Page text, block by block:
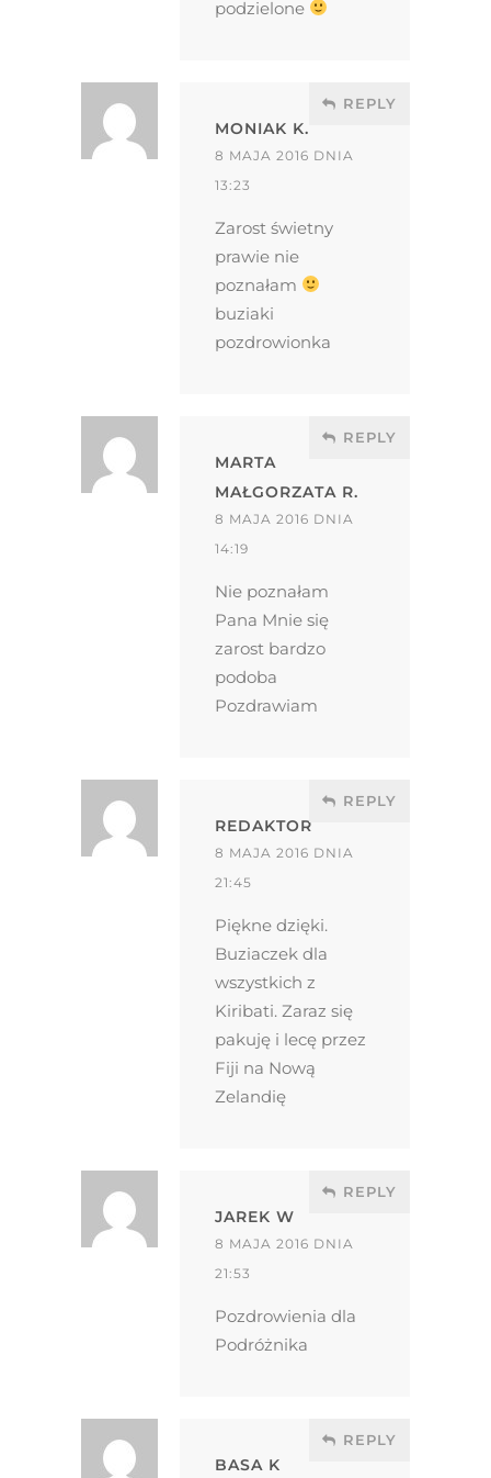
podzielone
MONIAK K.
8 MAJA 2016 DNIA
13:23
REPLY
Zarost świetny
prawie nie
poznałam
buziaki
pozdrowionka
MARTA
MAŁGORZATA R.
8 MAJA 2016 DNIA
14:19
REPLY
Nie poznałam
Pana Mnie się
zarost bardzo
podoba
Pozdrawiam
REDAKTOR
8 MAJA 2016 DNIA
21:45
REPLY
Piękne dzięki.
Buziaczek dla
wszystkich z
Kiribati. Zaraz się
pakuję i lecę przez
Fiji na Nową
Zelandię
JAREK W
8 MAJA 2016 DNIA
21:53
REPLY
Pozdrowienia dla
Podróżnika
BASA K
REPLY